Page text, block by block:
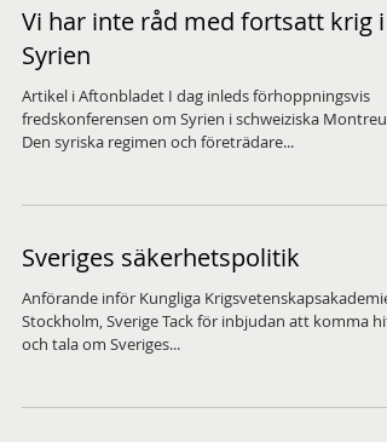
Vi har inte råd med fortsatt krig i
Syrien
Artikel i Aftonbladet I dag inleds förhoppningsvis
fredskonferensen om Syrien i schweiziska Montreux.
Den syriska regimen och företrädare...
Sveriges säkerhetspolitik
Anförande inför Kungliga
Stockholm, Sverige Tack för inbjudan att komma hit
och tala om Sveriges...